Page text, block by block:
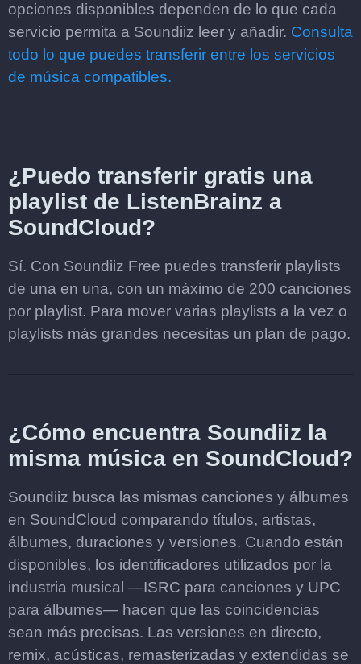
opciones disponibles dependen de lo que cada
servicio permita a Soundiiz leer y añadir. Consulta
todo lo que puedes transferir entre los servicios
de música compatibles.
¿Puedo transferir gratis una
playlist de ListenBrainz a
SoundCloud?
Sí. Con Soundiiz Free puedes transferir playlists
de una en una, con un máximo de 200 canciones
por playlist. Para mover varias playlists a la vez o
playlists más grandes necesitas un plan de pago.
¿Cómo encuentra Soundiiz la
misma música en SoundCloud?
Soundiiz busca las mismas canciones y álbumes
en SoundCloud comparando títulos, artistas,
álbumes, duraciones y versiones. Cuando están
disponibles, los identificadores utilizados por la
industria musical —ISRC para canciones y UPC
para álbumes— hacen que las coincidencias
sean más precisas. Las versiones en directo,
remix, acústicas, remasterizadas y extendidas se